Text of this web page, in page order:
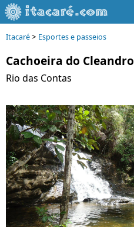
Itacaré> Esportes e passeios
Cachoeira do Cleandro
Rio das Contas